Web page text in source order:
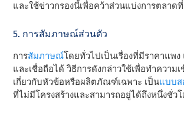
และใช้ข่าวกรองนี้เพื่อคว้าส่วนแบ่งการตลาด
5. การสัมภาษณ์ส่วนตัว
การสัมภาษณ์โดยทั่วไปเป็นเรื่องที่มีราคาแพ
และเชื่อถือได้ วิธีการดังกล่าวใช้เพื่อทําความเ
เกี่ยวกับหัวข้อหรือผลิตภัณฑ์เฉพาะ เป็นแบบส
ที่ไม่มีโครงสร้างและสามารถอยู่ได้ถึงหนึ่งชั่วโ